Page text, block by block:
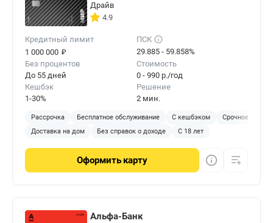
Драйв
4.9
Кредитный лимит
1 000 000 ₽
ПСК
29.885 - 59.858%
Без процентов
До 55 дней
Стоимость
0 - 990 р./год
Кешбэк
1-30%
Решение
2 мин.
Рассрочка Бесплатное обслуживание С кешбэком
Срочное
Доставка на дом
Без справок о доходе С 18 лет
Оформить карту
Альфа-Банк